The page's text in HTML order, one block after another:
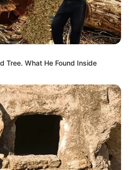
mar aberto
com zumbis
sobrenatural
killers e de terror
terror
Tree. What He Found Inside